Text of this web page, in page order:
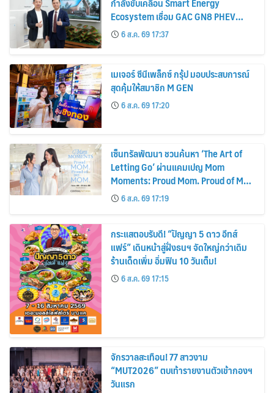
Ecosystem เชื่อม GAC GN8 PHEV
รถยนต์ MPV ระดับพรีเมียม เข้ากับ
พลังงานแสงอาทิตย์ภายในบ้าน
6 ส.ค. 69 17:37
เมเจอร์ ซีนีเพล็กซ์ กรุ้ป มอบประสบการณ์
สุดคุ้มให้สมาชิก M GEN
6 ส.ค. 69 17:20
เซ็นทรัลพัฒนา ชวนค้นหา ‘The Art of
Letting Go’ ผ่านแคมเปญ Mom
Moments: Proud Mom. Proud of My
Mom.6 ส.ค. 69 17:19
กระแสตอบรับดี! “ปัญญา 5 ดาว อีทส์
แฟร์” เดินหน้าสู่ฝั่งธนฯ จัดใหญ่กว่าเดิม
ร้านเด็ดเพิ่ม อิ่มฟิน 10 วันเต็ม!
6 ส.ค. 69 17:15
จักรวาลสะเทือน! 77 สาวงาม
“MUT2026” ตบเท้ารายงานตัวเข้ากองฯ
วันแรก